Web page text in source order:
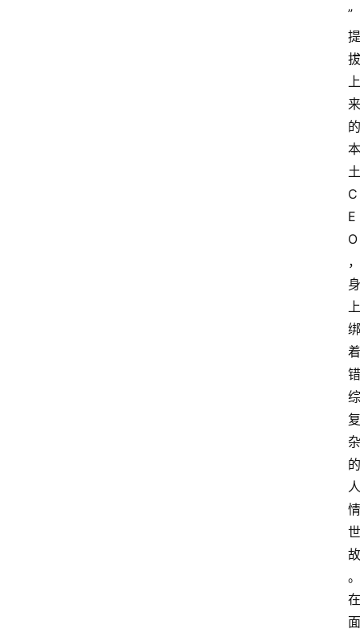
”
提
拔
上
来
的
本
土
C
E
O
，
身
上
绑
着
错
综
复
杂
的
人
情
世
故
。
在
面